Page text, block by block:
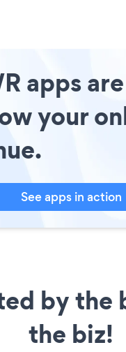
apps
your
See apps in action
by the
the biz!